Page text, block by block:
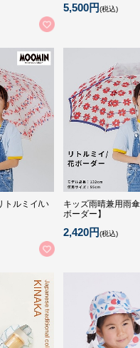
5,500円(税込)
トルミイ/い
キッズ雨晴兼用雨
ボーダー】
2,420円(税込)